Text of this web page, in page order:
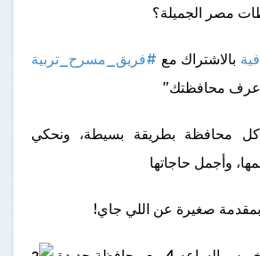
مصر الجميلة؟
بالاشتراك مع #فريق_مسرح_تربية
محافظتك"
محافظة بطريقة بسيطة، ونحكي
وأجمل حاجاتها
بمقدمة صغيرة عن اللي جاي!